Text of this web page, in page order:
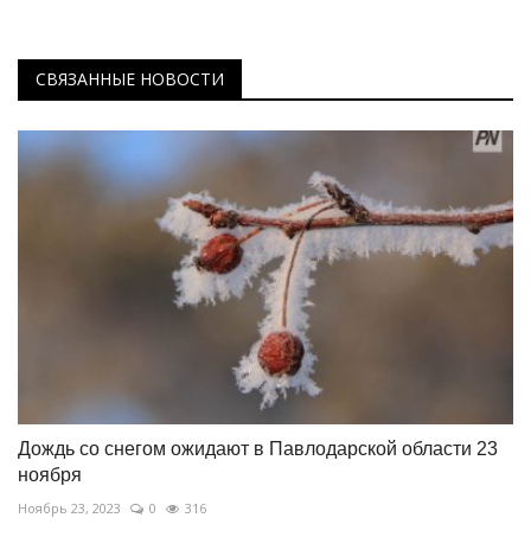
СВЯЗАННЫЕ НОВОСТИ
Дождь со снегом ожидают в Павлодарской области 23
ноября
Ноябрь 23, 2023 0 316